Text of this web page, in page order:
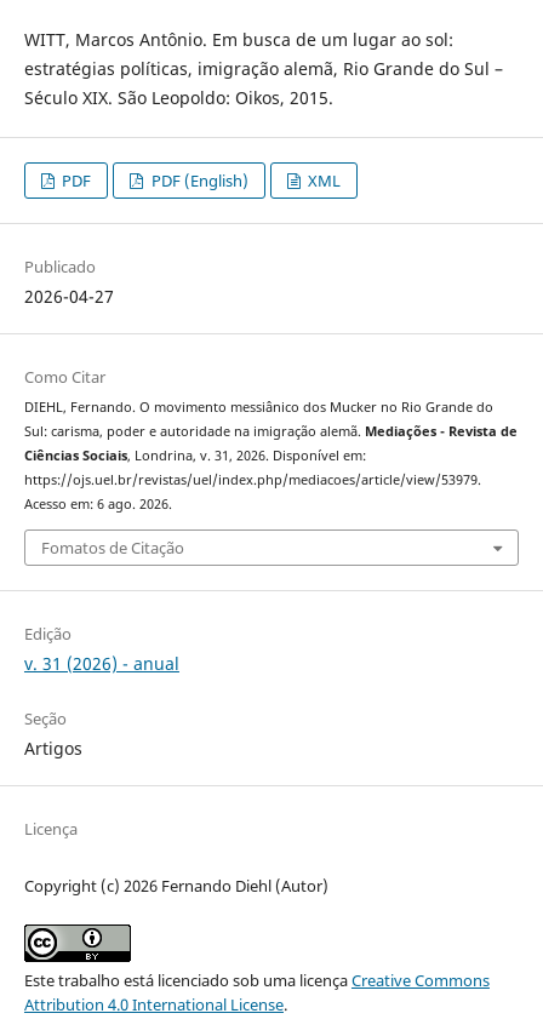
WITT, Marcos Antônio. Em busca de um lugar ao sol:
estratégias políticas, imigração alemã, Rio Grande do Sul –
Século XIX. São Leopoldo: Oikos, 2015.
PDF PDF (English) XML
Publicado
2026-04-27
Como Citar
DIEHL, Fernando. O movimento messiânico dos Mucker no Rio Grande do
Sul: carisma, poder e autoridade na imigração alemã. Mediações - Revista de
Ciências Sociais, Londrina, v. 31, 2026. Disponível em:
https://ojs.uel.br/revistas/uel/index.php/mediacoes/article/view/53979.
Acesso em: 6 ago. 2026.
Fomatos de Citação
Edição
v. 31 (2026) - anual
Seção
Artigos
Licença
Copyright (c) 2026 Fernando Diehl (Autor)
Este trabalho está licenciado sob uma licençaCreative Commons
Attribution 4.0 International License.